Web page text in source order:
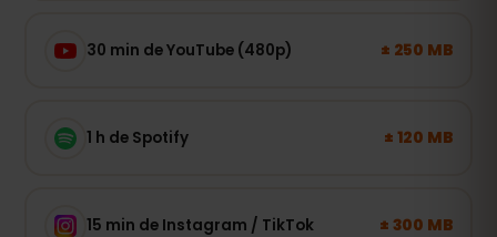
30 min de YouTube (480p) ± 250 MB
1 h de Spotify ± 120 MB
15 min de Instagram / TikTok ± 300 MB